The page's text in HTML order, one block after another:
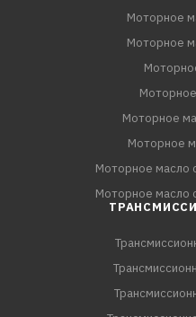
Моторное
Моторное
Моторное
Моторное
Моторное масло
Моторное масло